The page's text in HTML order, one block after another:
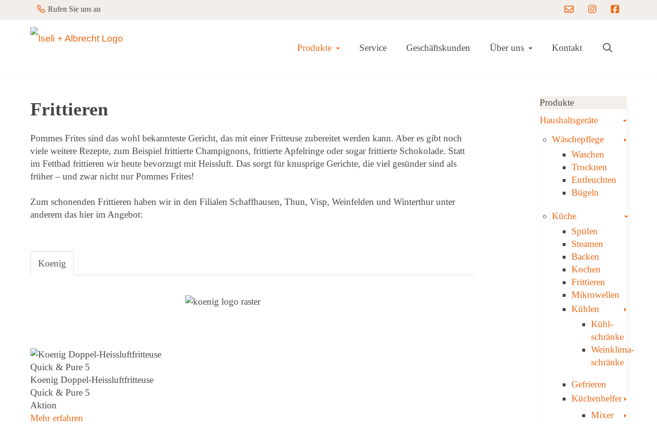
Rufen Sie uns an Instagram
Produkte Toggle Dropdown
Service Geschäftskunden Über uns Toggle Dropdown
Kontakt
Frittieren
Pommes Frites sind das wohl bekannteste Gericht, das mit einer Fritteuse zubereitet werden kann. Aber es gibt noch
viele weitere Rezepte, zum Beispiel frittierte Champignons, frittierte Apfelringe oder sogar frittierte Schokolade. Statt
im Fettbad frittieren wir heute bevorzugt mit Heissluft. Das sorgt für knusprige Gerichte, die viel gesünder sind als
früher – und zwar nicht nur Pommes Frites!
Zum schonenden Frittieren haben wir in den Filialen Schaffhausen, Thun, Visp, Weinfelden und Winterthur unter
anderem das hier im Angebot:
Koenig
Koenig Doppel-Heissluftfritteuse
Quick & Pure 5
Aktion
Mehr erfahren
Produkte
Haushaltsgeräte
Toggle
Wäschepflege
Waschen
Trocknen
Ent­feuch­ten
Bügeln
Küche
Toggle
Spülen
Steamen
Backen
Kochen
Frittieren
Mikrowellen
Kühlen
Kühl­
schränke
Weinklima­
schränke
Gefrieren
Küchenhelfer
Mixer